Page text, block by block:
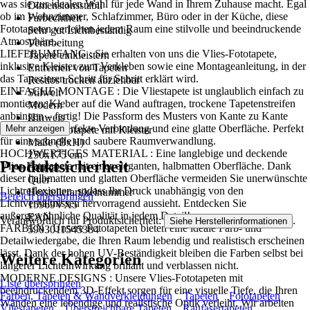
Dimensionsstabil
Farbechtheit
Sehr gut Lichtbeständig
Verarbeitung
Tapete einkleistern
Entfernen von Tapeten
Restlos trocken abziehbar
Stilwelt
Modern
Hinweis
Vlies Fototapete mit Kleister
Maße (BxH)
250x175 cm
Format
Quer
Herstellerartikelnummer
15969VX5
EAN
5903011545384
was sie zur idealen Wahl für jede Wand in Ihrem Zuhause macht. Egal
ob im Wohnzimmer, Schlafzimmer, Büro oder in der Küche, diese
Fototapeten verleihen jedem Raum eine stilvolle und beeindruckende
Atmosphäre..
LIEFERUMFANG : Sie erhalten von uns die Vlies-Fototapete,
inklusive Kleister zum Verkleben sowie eine Montageanleitung, in der
das Tapezieren Schritt für Schritt erklärt wird.
EINFACHE MONTAGE : Die Vliestapete ist unglaublich einfach zu
montieren: Kleber auf die Wand auftragen, trockene Tapetenstreifen
anbringen – fertig! Die Passform des Musters von Kante zu Kante
sorgt für eine perfekte Verbindung und eine glatte Oberfläche. Perfekt
für eine schnelle und saubere Raumverwandlung.
HOCHWERTIGES MATERIAL : Eine langlebige und deckende
Vlies-Fototapete mit einer eleganten, halbmatten Oberfläche. Dank
dieser halbmatten und glatten Oberfläche vermeiden Sie unerwünschte
Lichtreflexionen, sodass Ihr Druck unabhängig von den
Lichtverhältnissen hervorragend aussieht. Entdecken Sie
außergewöhnliche Qualität in jedem Detail!
FARBEN : Unsere Fototapeten bieten eine ideale Farb- und
Detailwiedergabe, die Ihren Raum lebendig und realistisch erscheinen
lässt. Dank der hohen UV-Beständigkeit bleiben die Farben selbst bei
längerer Lichteinwirkung brillant und verblassen nicht.
MODERNE DESIGNS : Unsere Vlies-Fototapeten mit
beeindruckendem 3D-Effekt sorgen für eine visuelle Tiefe, die Ihren
Wänden eine lebendige und realistische Optik verleiht. Wir arbeiten
Mehr anzeigen
Produktsicherheit
Bereich überspringen
Verantwortlich für Produktsicherheit: Siehe Herstellerinformationen .
Weitere Kategorien
Liste überspringen
Farben, Tapeten & Wandverkleidungen
Tapeten
Fototapeten